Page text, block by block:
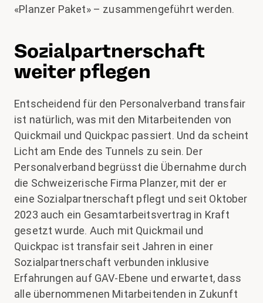
«Planzer Paket» – zusammengeführt werden.
Sozialpartnerschaft
weiter pflegen
Entscheidend für den Personalverband transfair
ist natürlich, was mit den Mitarbeitenden von
Quickmail und Quickpac passiert. Und da scheint
Licht am Ende des Tunnels zu sein. Der
Personalverband begrüsst die Übernahme durch
die Schweizerische Firma Planzer, mit der er
eine Sozialpartnerschaft pflegt und seit Oktober
2023 auch ein Gesamtarbeitsvertrag in Kraft
gesetzt wurde. Auch mit Quickmail und
Quickpac ist transfair seit Jahren in einer
Sozialpartnerschaft verbunden inklusive
Erfahrungen auf GAV-Ebene und erwartet, dass
alle übernommenen Mitarbeitenden in Zukunft